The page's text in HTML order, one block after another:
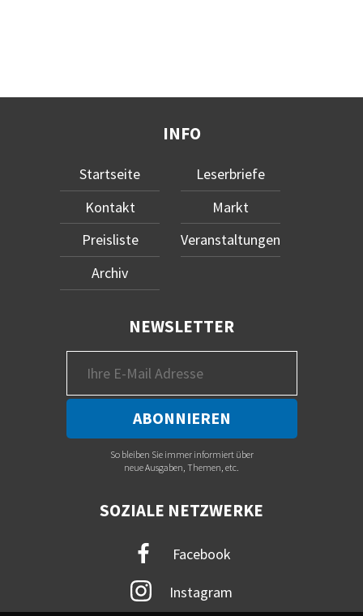
INFO
Startseite
Kontakt
Preisliste
Archiv
Leserbriefe
Markt
Veranstaltungen
NEWSLETTER
So bleiben Sie immer informiert über
neue Ausgaben, Themen, etc.
SOZIALE NETZWERKE
Facebook
Instagram